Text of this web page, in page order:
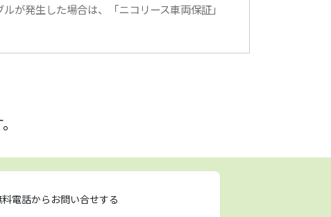
が発生した場合は、「ニコリース車両保証」
電話からお問い合せする